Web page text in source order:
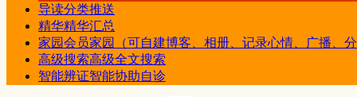
导读分类推送
精华精华汇总
家园会员家园（可自建博客、相册、记录心情、广播、
高级搜索高级全文搜索
智能辨证智能协助自诊